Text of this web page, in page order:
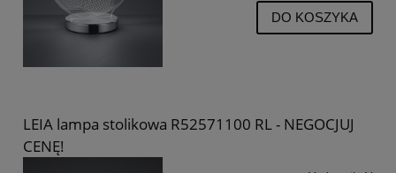
DO KOSZYKA
LEIA lampa stolikowa R52571100 RL - NEGOCJUJ
CENĘ!